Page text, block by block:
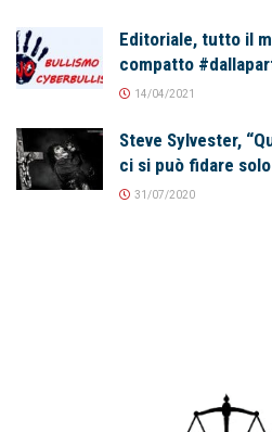
Editoriale, tutto il
compatto
14/04/2021
Steve Sylvester,
ci si può fidare
31/07/2020